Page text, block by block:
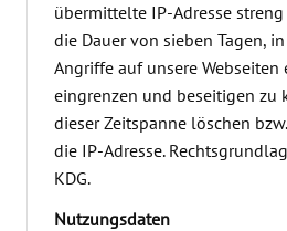
übermittelte IP-Adresse
die Dauer von sieben Tagen,
Angriffe auf unsere Webseiten
eingrenzen und beseitigen zu
dieser Zeitspanne löschen
die IP-Adresse.
KDG.
Nutzungsdaten